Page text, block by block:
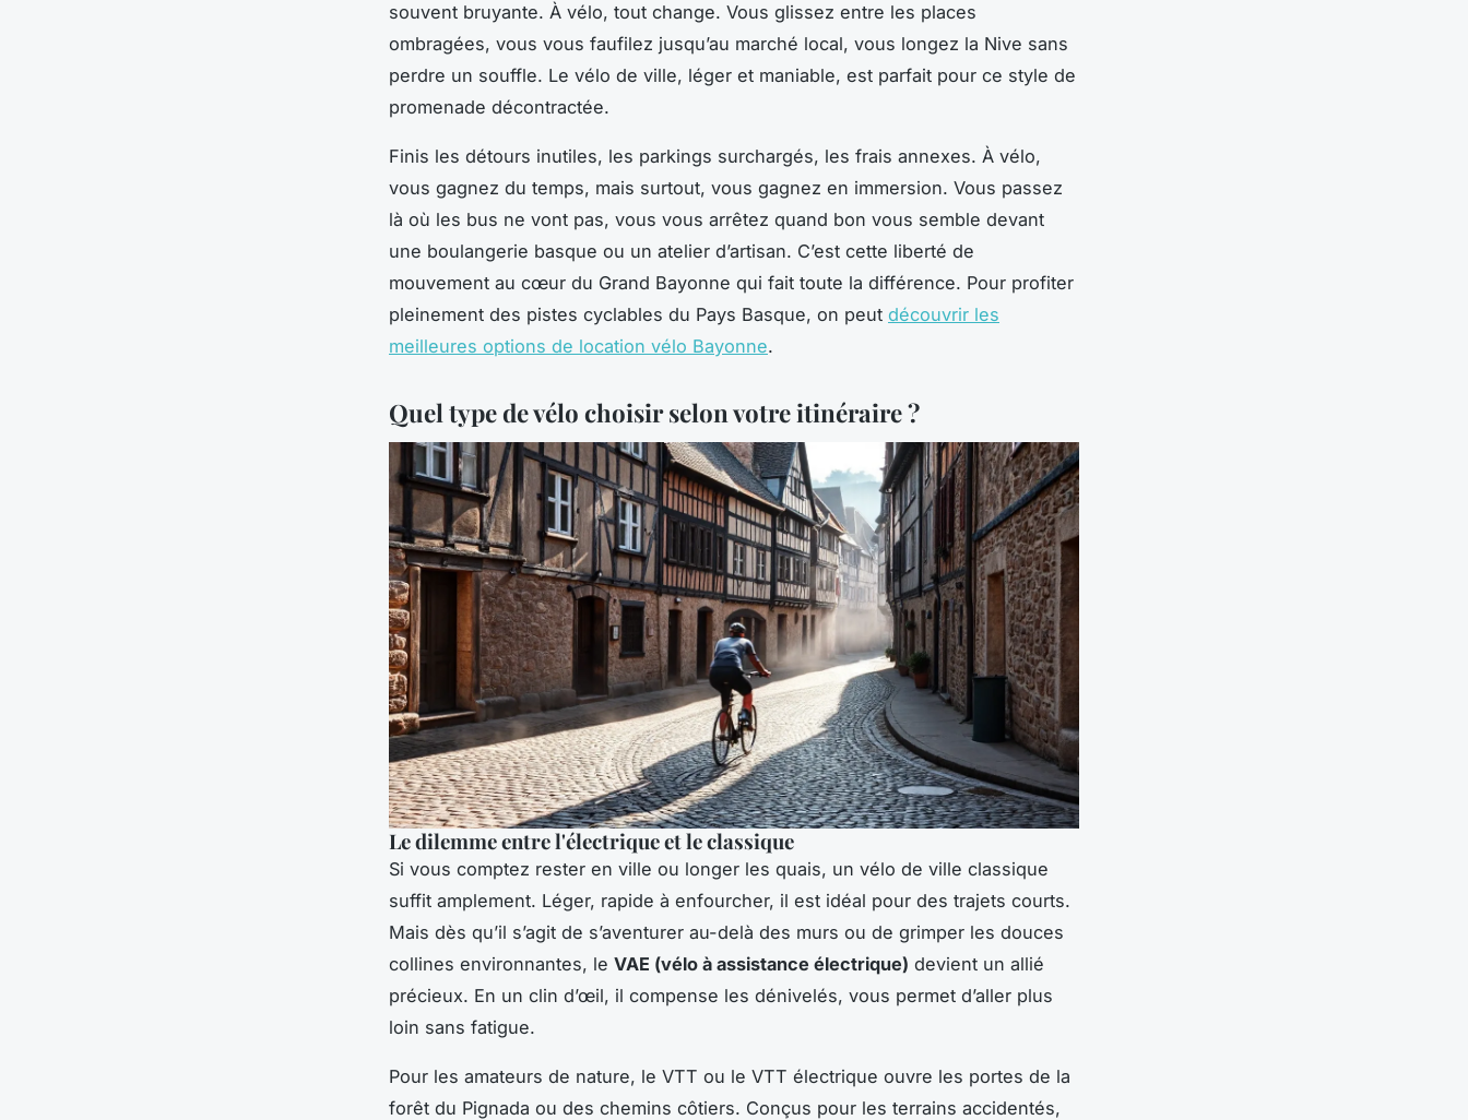
souvent bruyante. À vélo, tout change. Vous glissez entre les places
ombragées, vous vous faufilez jusqu’au marché local, vous longez la Nive sans
perdre un souffle. Le vélo de ville, léger et maniable, est parfait pour ce style de
promenade décontractée.
Finis les détours inutiles, les parkings surchargés, les frais annexes. À vélo,
vous gagnez du temps, mais surtout, vous gagnez en immersion. Vous passez
là où les bus ne vont pas, vous vous arrêtez quand bon vous semble devant
une boulangerie basque ou un atelier d’artisan. C’est cette liberté de
mouvement au cœur du Grand Bayonne qui fait toute la différence. Pour profiter
pleinement des pistes cyclables du Pays Basque, on peut découvrir les
meilleures options de location vélo Bayonne.
Quel type de vélo choisir selon votre itinéraire ?
Le dilemme entre l'électrique et le classique
Si vous comptez rester en ville ou longer les quais, un vélo de ville classique
suffit amplement. Léger, rapide à enfourcher, il est idéal pour des trajets courts.
Mais dès qu’il s’agit de s’aventurer au-delà des murs ou de grimper les douces
collines environnantes, le VAE (vélo à assistance électrique) devient un allié
précieux. En un clin d’œil, il compense les dénivelés, vous permet d’aller plus
loin sans fatigue.
Pour les amateurs de nature, le VTT ou le VTT électrique ouvre les portes de la
forêt du Pignada ou des chemins côtiers. Conçus pour les terrains accidentés,